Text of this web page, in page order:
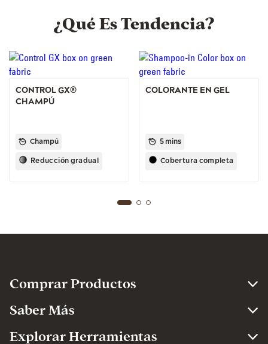
¿Qué Es Tendencia?
CONTROL GX®
CHAMPÚ
Champú
Reducción gradual
COLORANTE EN GEL
5 mins
Cobertura completa
Comprar Productos
Saber Más
Explorar Herramientas